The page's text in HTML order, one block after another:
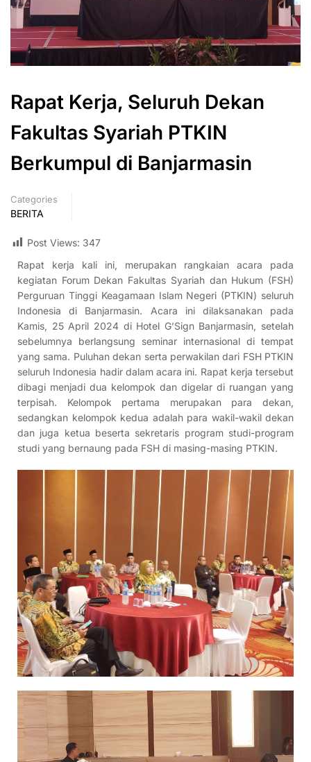
Rapat Kerja, Seluruh Dekan
Fakultas Syariah PTKIN
Berkumpul di Banjarmasin
Categories
BERITA
Post Views: 347
Rapat kerja kali ini, merupakan rangkaian acara pada
kegiatan Forum Dekan Fakultas Syariah dan Hukum (FSH)
Perguruan Tinggi Keagamaan Islam Negeri (PTKIN) seluruh
Indonesia di Banjarmasin. Acara ini dilaksanakan pada
Kamis, 25 April 2024 di Hotel G’Sign Banjarmasin, setelah
sebelumnya berlangsung seminar internasional di tempat
yang sama. Puluhan dekan serta perwakilan dari FSH PTKIN
seluruh Indonesia hadir dalam acara ini. Rapat kerja tersebut
dibagi menjadi dua kelompok dan digelar di ruangan yang
terpisah. Kelompok pertama merupakan para dekan,
sedangkan kelompok kedua adalah para wakil-wakil dekan
dan juga ketua beserta sekretaris program studi-program
studi yang bernaung pada FSH di masing-masing PTKIN.